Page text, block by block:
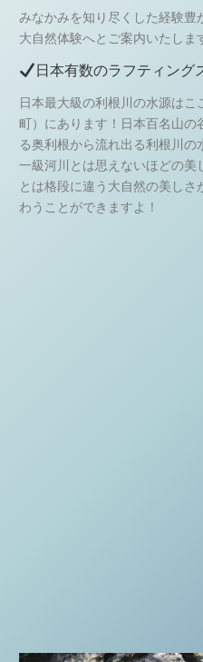
みなかみを知り尽くした経験
大自然体験へとご案内いたしま
日本有数のラフティング
日本最大級の利根川の水源は
町）にあります！日本百名山
る奥利根から流れ出る利根川の
一級河川とは思えないほどの
とは格段に違う大自然の美し
わうことができますよ！